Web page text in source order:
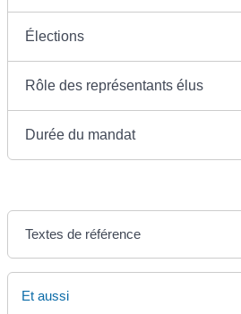
Élections
Rôle des représentants élus
Durée du mandat
Textes de référence
Et aussi